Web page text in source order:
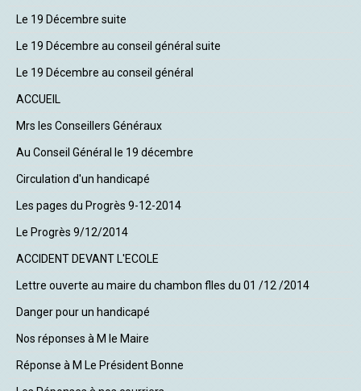
Le 19 Décembre suite
Le 19 Décembre au conseil général suite
Le 19 Décembre au conseil général
ACCUEIL
Mrs les Conseillers Généraux
Au Conseil Général le 19 décembre
Circulation d'un handicapé
Les pages du Progrès 9-12-2014
Le Progrès 9/12/2014
ACCIDENT DEVANT L'ECOLE
Lettre ouverte au maire du chambon flles du 01 /12 /2014
Danger pour un handicapé
Nos réponses à M le Maire
Réponse à M Le Président Bonne